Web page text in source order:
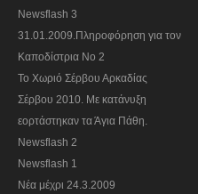
Newsflash 3
31.01.2009.Πληροφόρηση για τον
Καποδίστρια Νο 2
To Χωριό Σέρβου Αρκαδίας
Σέρβου 2010. Με κατάνυξη
εορτάστηκαν τα Άγια Πάθη.
Newsflash 2
Newsflash 1
Nέα μέχρι 24.3.2009